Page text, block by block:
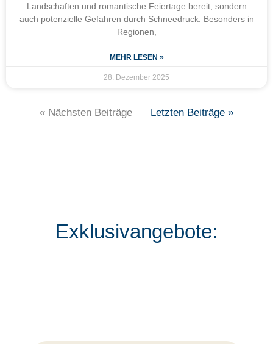
Landschaften und romantische Feiertage bereit, sondern
auch potenzielle Gefahren durch Schneedruck. Besonders in
Regionen,
MEHR LESEN »
28. Dezember 2025
« Nächsten Beiträge Letzten Beiträge »
Exklusivangebote: